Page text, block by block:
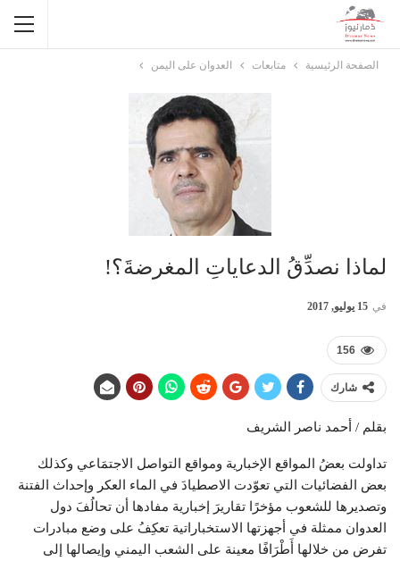
الصفحة الرئيسية متابعات العدوان على اليمن
لماذا نصدِّقُ الدعاياتِ المغرضةَ؟!
في 15 يوليو, 2017
156
شارك
بقلم / أحمد ناصر الشريف
تداولت بعضُ المواقع الإخبارية ومواقع التواصل الاجتمَاعي وكذلك
بعض الفضائيات التي تعوّدت الاصطيادَ في الماء العكر وإحداث الفتنة
وتصديرها للشعوب مؤخرًا تقاريرَ إخبارية مفادها أن تحالُفَ دول
العدوان ممثلة في أجهزتها الاستخباراتية تعكِفُ على وضع مبادرات
تفرض من خلالها أَطْرَافًا معينة على الشعب اليمني وإيصالها إلى